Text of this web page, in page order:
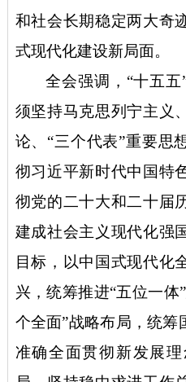
和社会长期稳定两大奇
式现代化建设新局面。
全会强调， “十五
须坚持马克思列宁主义
论、“三个代表”重要思
彻习近平新时代中国特
彻党的二十大和二十届
建成社会主义现代化强
目标，以中国式现代化
兴，统筹推进“五位一体
个全面”战略布局，统
准确全面贯彻新发展